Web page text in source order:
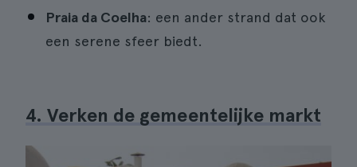
Praia da Coelha: een ander strand dat ook
een serene sfeer biedt.
4. Verken de gemeentelijke markt